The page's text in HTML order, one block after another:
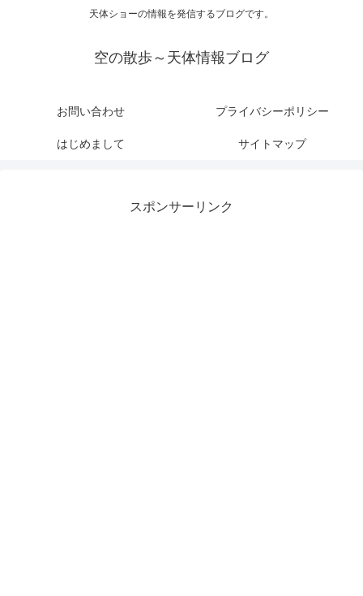
天体ショーの情報を発信するブログです。
空の散歩～天体情報ブログ
お問い合わせ プライバシーポリシー
はじめまして サイトマップ
スポンサーリンク